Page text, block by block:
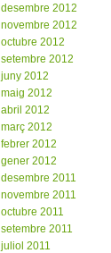
desembre 2012
novembre 2012
octubre 2012
setembre 2012
juny 2012
maig 2012
abril 2012
març 2012
febrer 2012
gener 2012
desembre 2011
novembre 2011
octubre 2011
setembre 2011
juliol 2011